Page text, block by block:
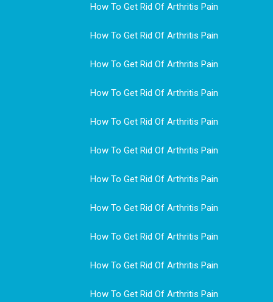
How To Get Rid Of Arthritis Pain
How To Get Rid Of Arthritis Pain
How To Get Rid Of Arthritis Pain
How To Get Rid Of Arthritis Pain
How To Get Rid Of Arthritis Pain
How To Get Rid Of Arthritis Pain
How To Get Rid Of Arthritis Pain
How To Get Rid Of Arthritis Pain
How To Get Rid Of Arthritis Pain
How To Get Rid Of Arthritis Pain
How To Get Rid Of Arthritis Pain